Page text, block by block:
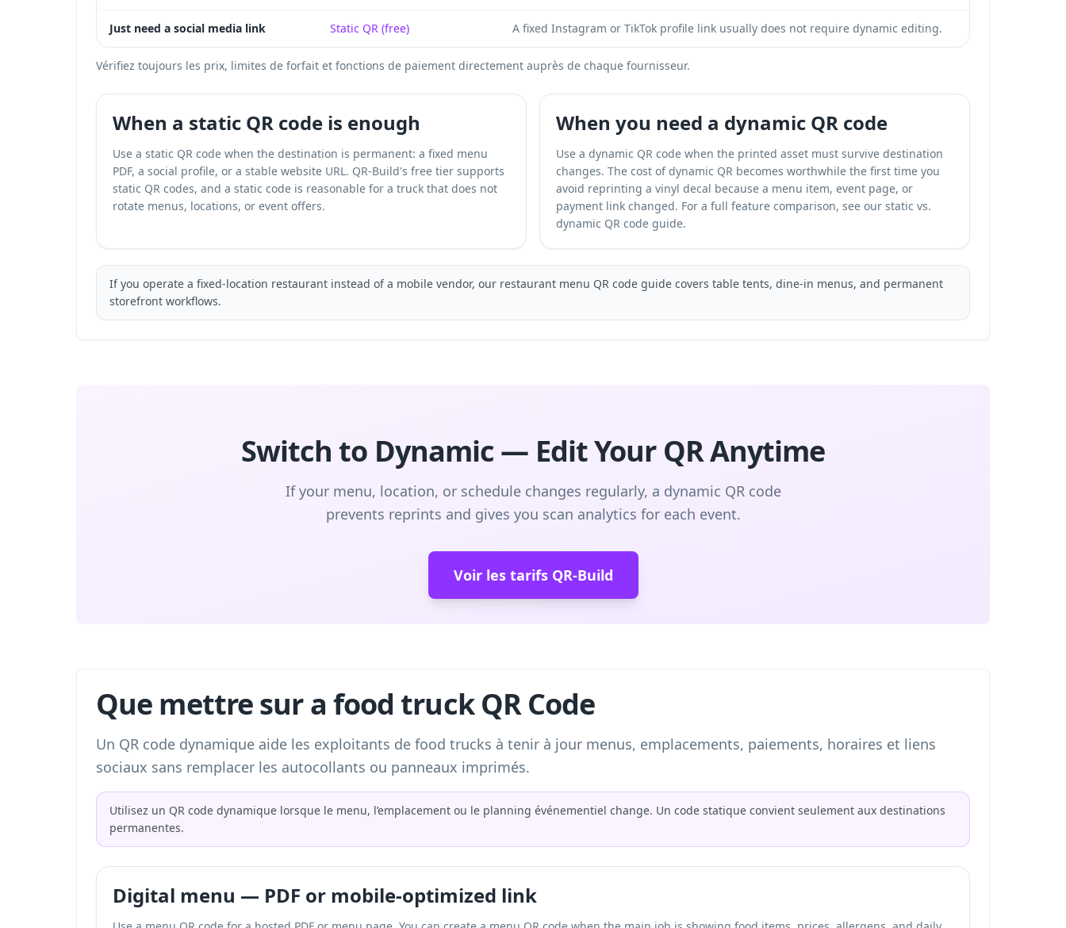
Just need a social media link Static QR (free) A fixed Instagram or TikTok profile link usually does not require dynamic editing.
Vérifiez toujours les prix, limites de forfait et fonctions de paiement directement auprès de chaque fournisseur.
When a static QR code is enough
Use a static QR code when the destination is permanent: a fixed menu
PDF, a social profile, or a stable website URL. QR-Build's free tier supports
static QR codes, and a static code is reasonable for a truck that does not
rotate menus, locations, or event offers.
When you need a dynamic QR code
Use a dynamic QR code when the printed asset must survive destination
changes. The cost of dynamic QR becomes worthwhile the first time you
avoid reprinting a vinyl decal because a menu item, event page, or
payment link changed. For a full feature comparison, see our static vs.
dynamic QR code guide.
If you operate a fixed-location restaurant instead of a mobile vendor, our restaurant menu QR code guide covers table tents, dine-in menus, and permanent
storefront workflows.
Switch to Dynamic — Edit Your QR Anytime
If your menu, location, or schedule changes regularly, a dynamic QR code
prevents reprints and gives you scan analytics for each event.
Voir les tarifs QR-Build
Que mettre sur a food truck QR Code
Un QR code dynamique aide les exploitants de food trucks à tenir à jour menus, emplacements, paiements, horaires et liens
sociaux sans remplacer les autocollants ou panneaux imprimés.
Utilisez un QR code dynamique lorsque le menu, l’emplacement ou le planning événementiel change. Un code statique convient seulement aux destinations
permanentes.
Digital menu — PDF or mobile-optimized link